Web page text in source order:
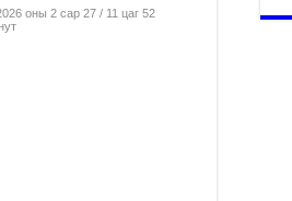
оны 2 сар 27 / 11 цаг 52